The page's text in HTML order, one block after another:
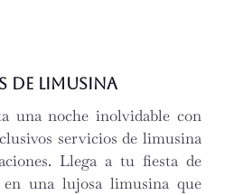
de Limusina
una noche inolvidable con
servicios de limusina
Llega a tu fiesta de
en una lujosa limusina que